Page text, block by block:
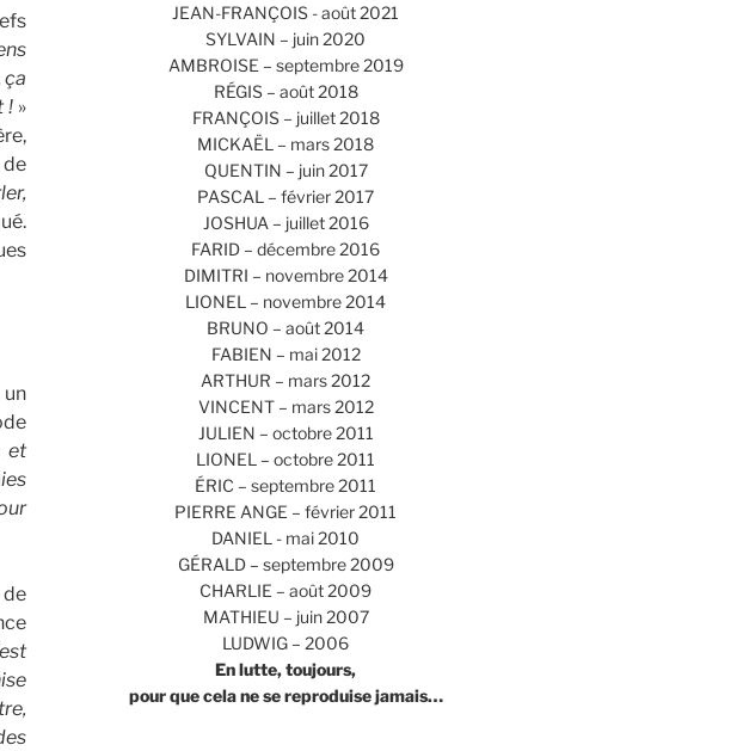
ça
! »
de
et
JEAN-FRANÇOIS - août 2021
SYLVAIN – juin 2020
AMBROISE – septembre 2019
RÉGIS – août 2018
FRANÇOIS – juillet 2018
MICKAËL – mars 2018
QUENTIN – juin 2017
PASCAL – février 2017
JOSHUA – juillet 2016
FARID – décembre 2016
DIMITRI – novembre 2014
LIONEL – novembre 2014
BRUNO – août 2014
FABIEN – mai 2012
ARTHUR – mars 2012
VINCENT – mars 2012
JULIEN – octobre 2011
LIONEL – octobre 2011
ÉRIC – septembre 2011
PIERRE ANGE – février 2011
DANIEL - mai 2010
GÉRALD – septembre 2009
CHARLIE – août 2009
MATHIEU – juin 2007
LUDWIG – 2006
En lutte, toujours,
pour que cela ne se reproduise jamais…